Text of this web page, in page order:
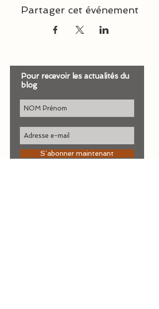
Partager cet événement
Pour recevoir les actualités du
blog
S`abonner maintenant